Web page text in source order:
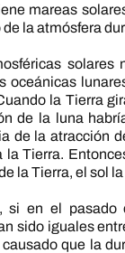
mareas
la atmósfera
solares
oceánicas
la Tierra
de la luna
de la atracción
la Tierra.
la Tierra, el sol
si en el pasado
sido iguales
que la